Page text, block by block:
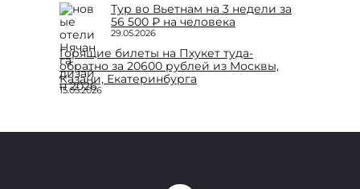
Тур во Вьетнам на 3 недели за
56 500 ₽ на человека
29.05.2026
Горящие билеты на Пхукет туда-
обратно за 20600 рублей из Москвы,
Казани, Екатеринбурга
15.05.2026